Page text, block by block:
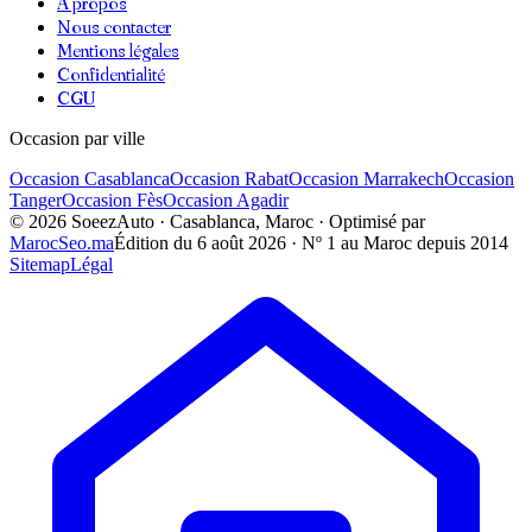
Nous contacter
Mentions légales
Confidentialité
CGU
Occasion par ville
Occasion CasablancaOccasion RabatOccasion MarrakechOccasion
TangerOccasion FèsOccasion Agadir
© 2026 SoeezAuto · Casablanca, Maroc · Optimisé par
MarocSeo.maÉdition du 6 août 2026 · Nº 1 au Maroc depuis 2014
SitemapLégal